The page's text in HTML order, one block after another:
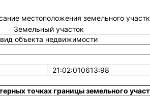
местоположения земельного
Земельный участок
вид объекта недвижимости
21:02:010613:98
точках границы земельного